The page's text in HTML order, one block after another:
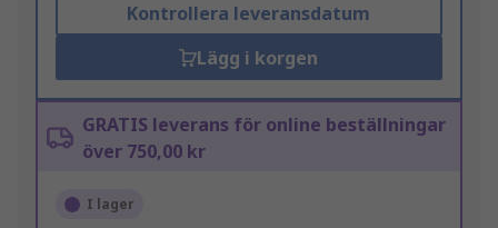
Kontrollera leveransdatum
Lägg i korgen
GRATIS leverans för online beställningar
över 750,00 kr
I lager